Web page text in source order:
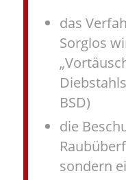
das
Sorglos
BSD)
die
sondern